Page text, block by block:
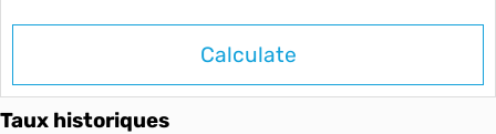
Calculate
Taux historiques